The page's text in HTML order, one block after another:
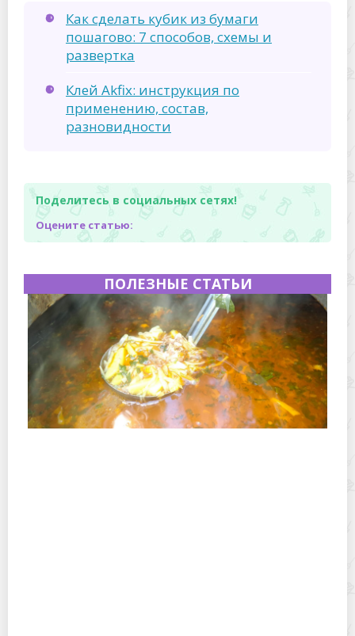
Как сделать кубик из бумаги
пошагово: 7 способов, схемы и
развертка
Клей Akfix: инструкция по
применению, состав,
разновидности
Поделитесь в социальных сетях!
Оцените статью:
ПОЛЕЗНЫЕ СТАТЬИ